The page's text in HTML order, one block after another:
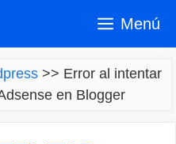
Menú
>> Error al intentar
en Blogger